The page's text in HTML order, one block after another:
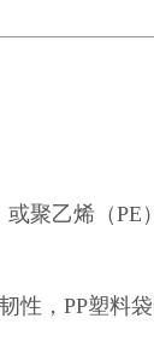
聚乙烯（PE
性，PP塑料